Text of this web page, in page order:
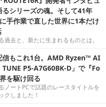
シリーズの魂。そして41年
手作業で直した世界に1本だけ
去と、新たに生まれるものとは。
信もこれ1台。AMD Ryzen™ AI
P5-A7G60BK-D」で『Fo
を駆け回る
ノートPCで話題のレースタイトルを
クしました！